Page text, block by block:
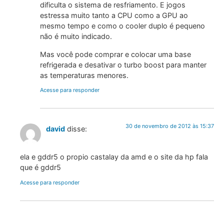
dificulta o sistema de resfriamento. E jogos
estressa muito tanto a CPU como a GPU ao
mesmo tempo e como o cooler duplo é pequeno
não é muito indicado.
Mas você pode comprar e colocar uma base
refrigerada e desativar o turbo boost para manter
as temperaturas menores.
Acesse para responder
david disse: 30 de novembro de 2012 às 15:37
ela e gddr5 o propio castalay da amd e o site da hp fala
que é gddr5
Acesse para responder